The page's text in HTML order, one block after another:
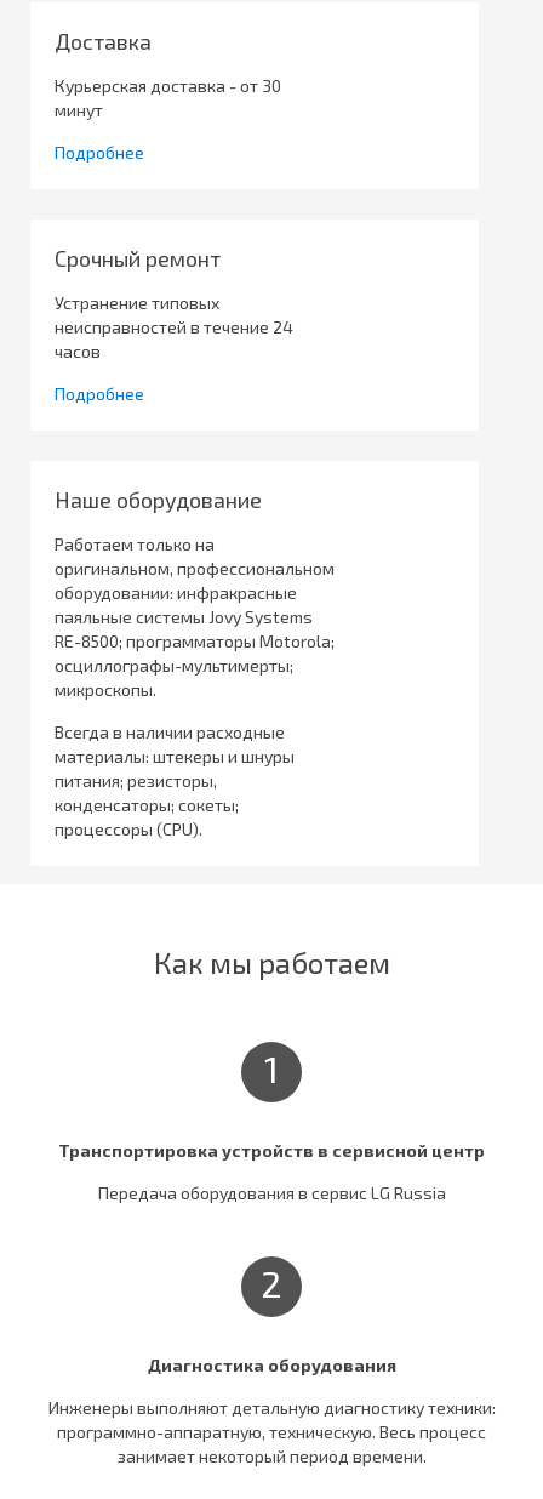
Доставка
Курьерская доставка - от 30
минут
Подробнее
Срочный ремонт
Устранение типовых
неисправностей в течение 24
часов
Подробнее
Наше оборудование
Работаем только на
оригинальном, профессиональном
оборудовании: инфракрасные
паяльные системы Jovy Systems
RE-8500; программаторы Motorola;
осциллографы-мультимерты;
микроскопы.
Всегда в наличии расходные
материалы: штекеры и шнуры
питания; резисторы,
конденсаторы; сокеты;
процессоры (CPU).
Как мы работаем
1
Транспортировка устройств в сервисной центр
Передача оборудования в сервис LG Russia
2
Диагностика оборудования
Инженеры выполняют детальную диагностику техники:
программно-аппаратную, техническую. Весь процесс
занимает некоторый период времени.